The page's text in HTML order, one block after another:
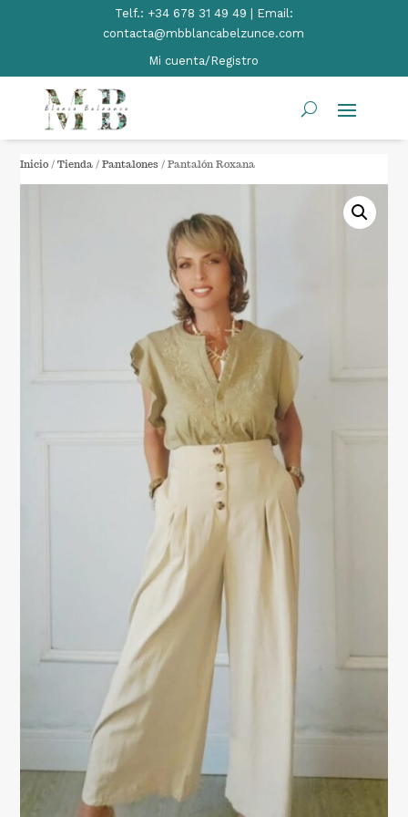
Telf.: +34 678 31 49 49 | Email:
contacta@mbblancabelzunce.com
Mi cuenta/Registro
Inicio /Tienda /Pantalones / Pantalón Roxana